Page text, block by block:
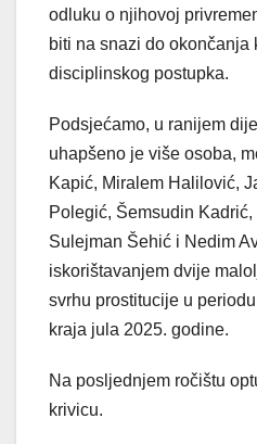
odluku o njihovoj
biti na snazi do okončanja
disciplinskog postupka.
Podsjećamo, u ranijem
uhapšeno je više osoba,
Kapić, Miralem Halilović,
Polegić, Šemsudin
Sulejman Šehić i Nedim
iskorištavanjem dvije
svrhu prostitucije u
kraja jula 2025. godine.
Na posljednjem ročištu
krivicu.